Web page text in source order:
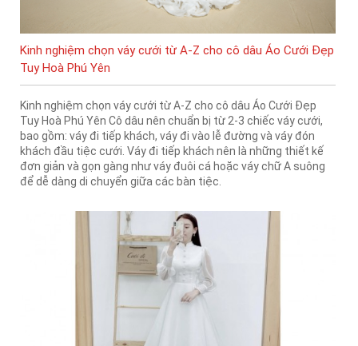
Kinh nghiệm chọn váy cưới từ A-Z cho cô dâu Áo Cưới Đẹp
Tuy Hoà Phú Yên
Kinh nghiệm chọn váy cưới từ A-Z cho cô dâu Áo Cưới Đẹp
Tuy Hoà Phú Yên Cô dâu nên chuẩn bị từ 2-3 chiếc váy cưới,
bao gồm: váy đi tiếp khách, váy đi vào lễ đường và váy đón
khách đầu tiệc cưới. Váy đi tiếp khách nên là những thiết kế
đơn giản và gọn gàng như váy đuôi cá hoặc váy chữ A suông
để dễ dàng di chuyển giữa các bàn tiệc.